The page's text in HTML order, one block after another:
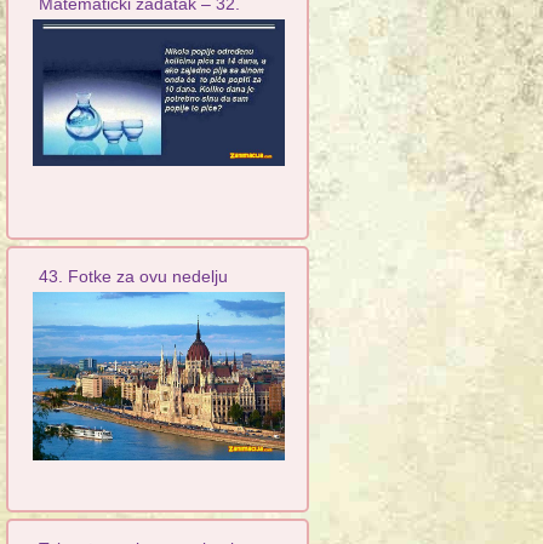
43. Fotke za ovu nedelju